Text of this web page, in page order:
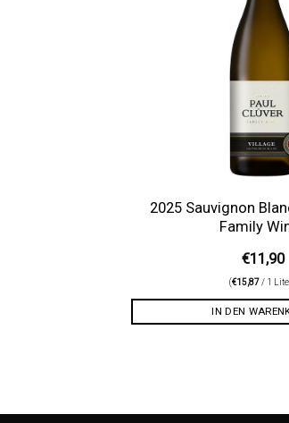
2025 Sauvignon
Family
€11,90
(€15,87 / 1
IN DEN